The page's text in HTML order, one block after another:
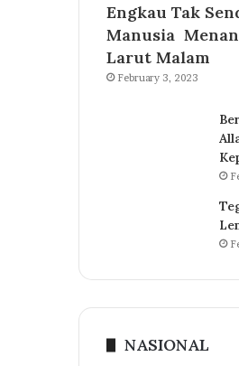
Engkau Tak
Manusia
Larut Malam
February 3, 2023
NASIONAL